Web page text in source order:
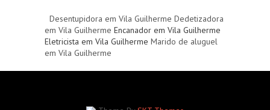
Desentupidora em Vila Guilherme Dedetizadora
em Vila Guilherme Encanador em Vila Guilherme
Eletricista em Vila Guilherme Marido de aluguel
em Vila Guilherme